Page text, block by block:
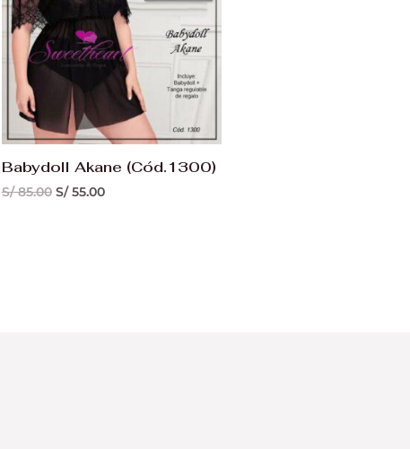
Babydoll Akane (Cód.1300)
S/85.00 S/55.00